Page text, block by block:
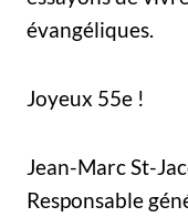
évangéliques.
Joyeux 55e !
Jean-Marc St-
Responsable